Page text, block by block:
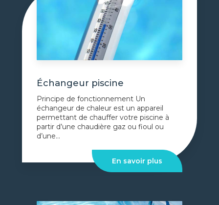
Échangeur piscine
Principe de fonctionnement Un
échangeur de chaleur est un appareil
permettant de chauffer votre piscine à
partir d’une chaudière gaz ou fioul ou
d’une...
En savoir plus